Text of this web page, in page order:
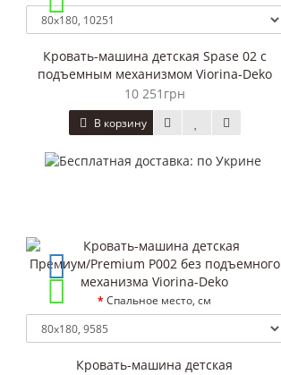
Кровать-машина детская Spase 02 с
подъемным механизмом Viorina-Deko
10 251грн
В корзину
Спальное место, см
Кровать-машина детская